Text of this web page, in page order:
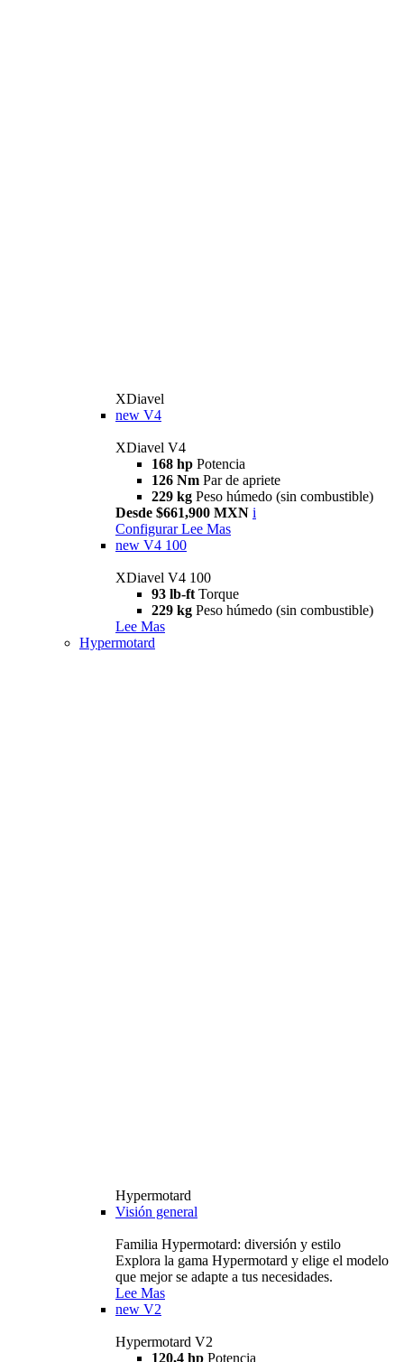
XDiavel
new V4
XDiavel V4
168 hp Potencia
126 Nm Par de apriete
229 kg Peso húmedo (sin combustible)
Desde $661,900 MXN i
Configurar Lee Mas
new V4 100
XDiavel V4 100
93 lb-ft Torque
229 kg Peso húmedo (sin combustible)
Lee Mas
Hypermotard
Hypermotard
Visión general
Familia Hypermotard: diversión y estilo
Explora la gama Hypermotard y elige el modelo
que mejor se adapte a tus necesidades.
Lee Mas
new V2
Hypermotard V2
120,4 hp Potencia